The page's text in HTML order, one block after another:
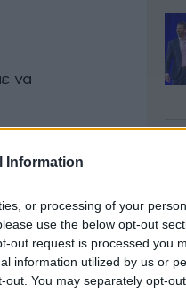
Information
or processing of your
use the below opt-out
out request is processed you
information utilized by us or
You may separately opt-
να